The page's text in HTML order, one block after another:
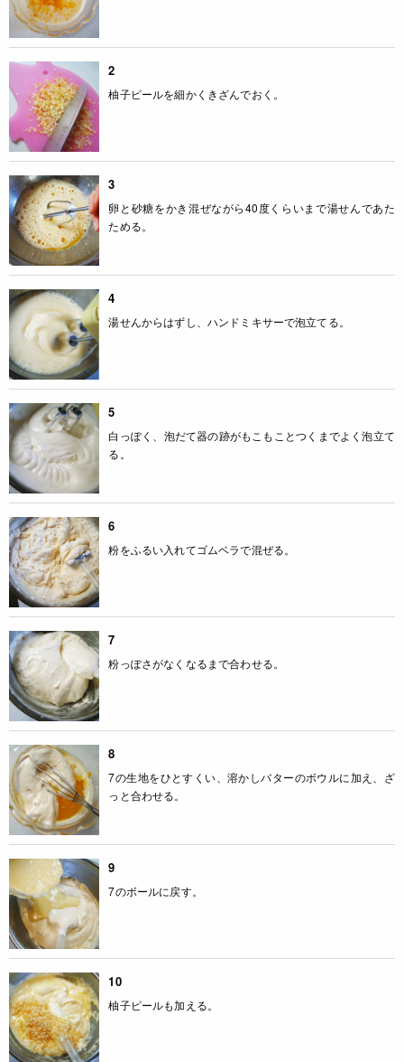
2
柚子ピールを細かくきざんでおく。
3
卵と砂糖をかき混ぜながら40度くらいまで湯せんであた
ためる。
4
湯せんからはずし、ハンドミキサーで泡立てる。
5
白っぽく、泡だて器の跡がもこもことつくまでよく泡立て
る。
6
粉をふるい入れてゴムベラで混ぜる。
7
粉っぽさがなくなるまで合わせる。
8
7の生地をひとすくい、溶かしバターのボウルに加え、ざ
っと合わせる。
9
7のボールに戻す。
10
柚子ピールも加える。